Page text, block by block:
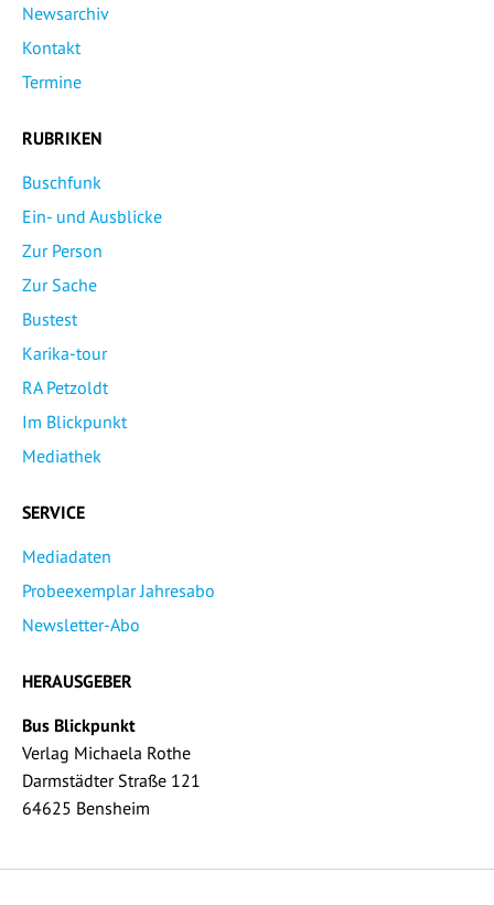
Newsarchiv
Kontakt
Termine
RUBRIKEN
Buschfunk
Ein- und Ausblicke
Zur Person
Zur Sache
Bustest
Karika-tour
RA Petzoldt
Im Blickpunkt
Mediathek
SERVICE
Mediadaten
Probeexemplar Jahresabo
Newsletter-Abo
HERAUSGEBER
Bus Blickpunkt
Verlag Michaela Rothe
Darmstädter Straße 121
64625 Bensheim